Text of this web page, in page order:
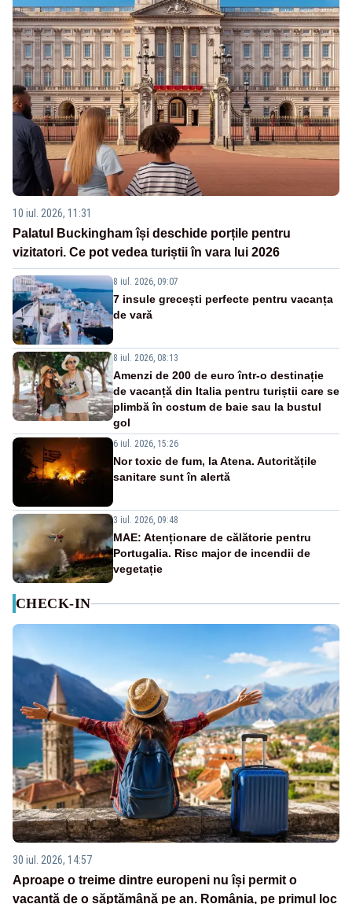
10 iul. 2026, 11:31
Palatul Buckingham își deschide porțile pentru
vizitatori. Ce pot vedea turiștii în vara lui 2026
8 iul. 2026, 09:07
7 insule grecești perfecte pentru vacanța
de vară
8 iul. 2026, 08:13
Amenzi de 200 de euro într-o destinație
de vacanță din Italia pentru turiștii care se
plimbă în costum de baie sau la bustul
gol
6 iul. 2026, 15:26
Nor toxic de fum, la Atena. Autoritățile
sanitare sunt în alertă
3 iul. 2026, 09:48
MAE: Atenționare de călătorie pentru
Portugalia. Risc major de incendii de
vegetație
CHECK-IN
30 iul. 2026, 14:57
Aproape o treime dintre europeni nu își permit o
vacanță de o săptămână pe an. România, pe primul loc